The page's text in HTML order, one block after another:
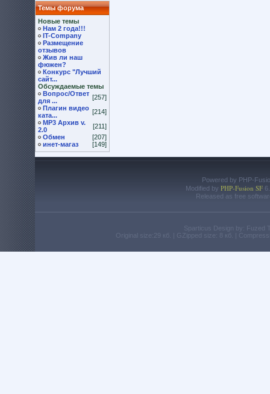
Темы форума
Новые темы
Нам 2 года!!!
IT-Company
Размещение
отзывов
Жив ли наш
фюжен?
Конкурс "Лучший
сайт...
Обсуждаемые темы
Вопрос/Ответ
для ...
[257]
Плагин видео
ката...
[214]
MP3 Архив v.
2.0
[211]
Обмен
[207]
инет-магаз
[149]
Powered by PHP-
Modified by PHP-Fusion SF
Released as free
Sparticus Design by: Fuzed
Original size:29 кб. | GZipped size: 8 кб. |